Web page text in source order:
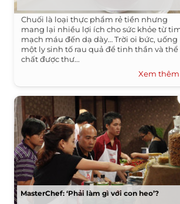
Chuối là loại thực phẩm rẻ tiền nhưng
mang lại nhiều lợi ích cho sức khỏe từ
mạch máu đến dạ dày… Trời oi bức, uống
một ly sinh tố rau quả để tinh thần và thể
chất được thư...
Xem
MasterChef: ‘Phải làm gì với con heo’?